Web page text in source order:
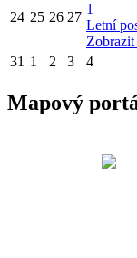
24 25 26 27
1
Letní
Zobrazit
31 1 2 3 4
Mapový